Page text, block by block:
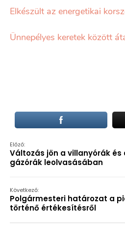
Elkészült az energetikai
Ünnepélyes keretek között
Előző:
Változás jön a villanyórák és
gázórák leolvasásában
Következő:
Polgármesteri határozat a
történő értékesítésről